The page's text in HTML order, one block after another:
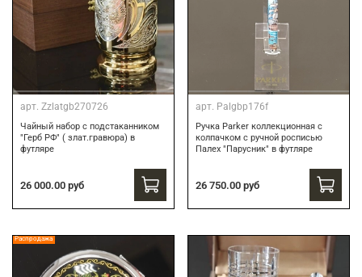
арт. Zzlatgb270726
Чайный набор с подстаканником
"Герб РФ" ( злат.гравюра) в
футляре
26 000.00 руб
арт. Palgbp176f
Ручка Parker коллекционная с
колпачком с ручной росписью
Палех "Парусник" в футляре
26 750.00 руб
Распродажа